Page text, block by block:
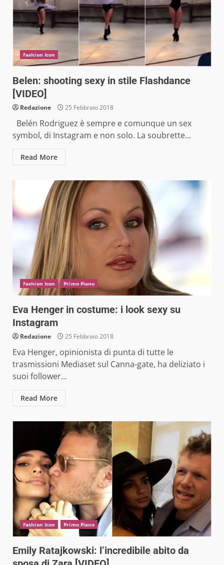
Fashion Icon
Belen: shooting sexy in stile Flashdance
[VIDEO]
Redazione 25 Febbraio 2018
Belén Rodriguez è sempre e comunque un sex
symbol, di Instagram e non solo. La soubrette...
Read More
Fashion Icon Primo Piano
Eva Henger in costume: i look sexy su
Instagram
Redazione 25 Febbraio 2018
Eva Henger, opinionista di punta di tutte le
trasmissioni Mediaset sul Canna-gate, ha deliziato i
suoi follower...
Read More
Fashion Icon Primo Piano
Emily Ratajkowski: l’incredibile abito da